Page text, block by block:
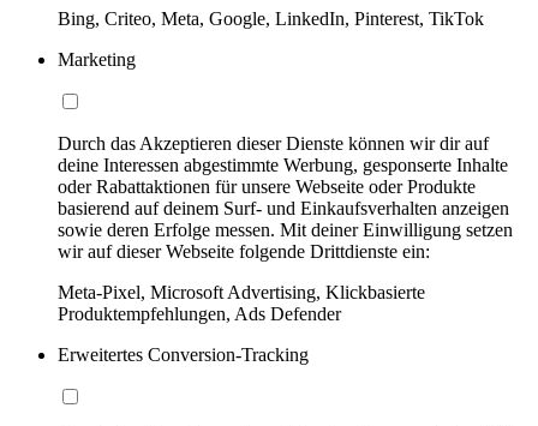
Bing, Criteo, Meta, Google, LinkedIn, Pinterest, TikTok
Marketing
Durch das Akzeptieren dieser Dienste können wir dir auf
deine Interessen abgestimmte Werbung, gesponserte Inhalte
oder Rabattaktionen für unsere Webseite oder Produkte
basierend auf deinem Surf- und Einkaufsverhalten anzeigen
sowie deren Erfolge messen. Mit deiner Einwilligung setzen
wir auf dieser Webseite folgende Drittdienste ein:
Meta-Pixel, Microsoft Advertising, Klickbasierte
Produktempfehlungen, Ads Defender
Erweitertes Conversion-Tracking